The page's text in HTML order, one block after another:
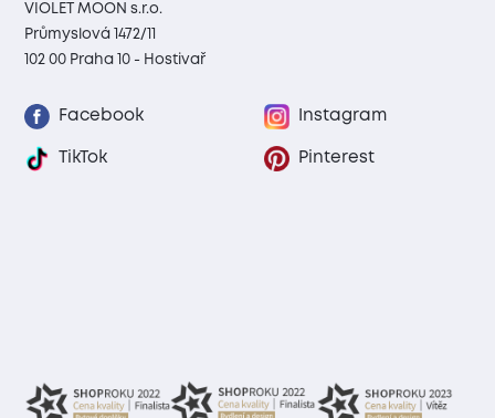
VIOLET MOON s.r.o.
Průmyslová 1472/11
102 00 Praha 10 - Hostivař
Facebook Instagram
TikTok Pinterest